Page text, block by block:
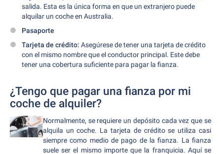
salida. Esta es la única forma en que un extranjero puede
alquilar un coche en Australia.
Pasaporte
Tarjeta de crédito: Asegúrese de tener una tarjeta de crédito
con el mismo nombre que el conductor principal. Este debe
tener una cobertura suficiente para pagar la fianza.
¿Tengo que pagar una fianza por mi
coche de alquiler?
Normalmente, se requiere un depósito cada vez que se
alquila un coche. La tarjeta de crédito se utiliza casi
siempre como medio de pago de la fianza. La fianza
suele ser el mismo importe que la franquicia. Aquí se